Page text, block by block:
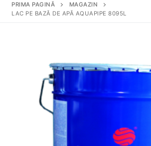
PRIMA PAGINĂ
MAGAZIN
LAC PE BAZĂ DE APĂ AQUAPIPE 8095L